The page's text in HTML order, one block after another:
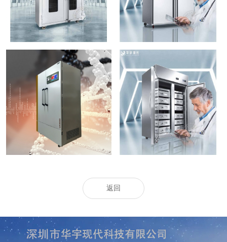
高精度恒温恒湿柜 药品保存箱
返回